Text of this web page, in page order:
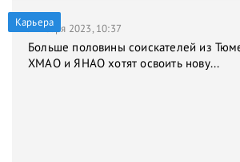
Карьера
9 января 2023, 10:37
Больше половины соискателей из
ХМАО и ЯНАО хотят освоить нову...